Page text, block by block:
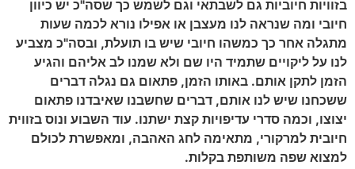
בזוויות חיוביות גם לשבתאי וגם לשמש כך שסה"כ יש כיוון
חיובי ומה שנראה לנו מעצבן או אפילו נורא לכמה שעות
מתגלה אחר כך כמשהו חיובי שיש בו תועלת, ובסה"כ מצביע
לנו על ליקויים שתמיד היו שם ולא שמנו לב אליהם והגיע
הזמן לתקן אותם. באותו הזמן, פתאום גם נגלה דברים
ששכחנו שיש לנו אותם, דברים שחשבנו שאיבדנו פתאום
יצוצו, וכמה סדרי עדיפויות קצת ישתנו. עוד השבוע ונוס בזווית
חיובית למרקורי, מתאימה לחג האהבה, ומאפשרת לכולם
למצוא שפה משותפת בקלות.